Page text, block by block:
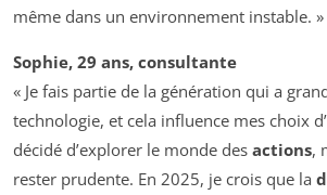
même dans un environnement instable. »
Sophie, 29 ans, consultante
« Je fais partie de la génération qui a
technologie, et cela influence mes choix
décidé d’explorer le monde des actions,
rester prudente. En 2025, je crois que la